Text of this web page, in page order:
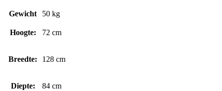
Gewicht 50 kg
Hoogte: 72 cm
Breedte: 128 cm
Diepte: 84 cm